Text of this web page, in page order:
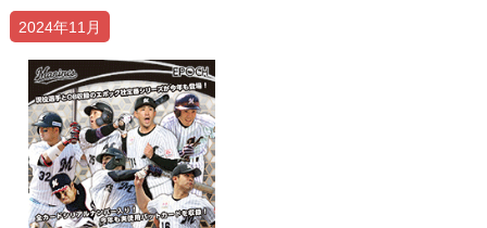
2024年11月